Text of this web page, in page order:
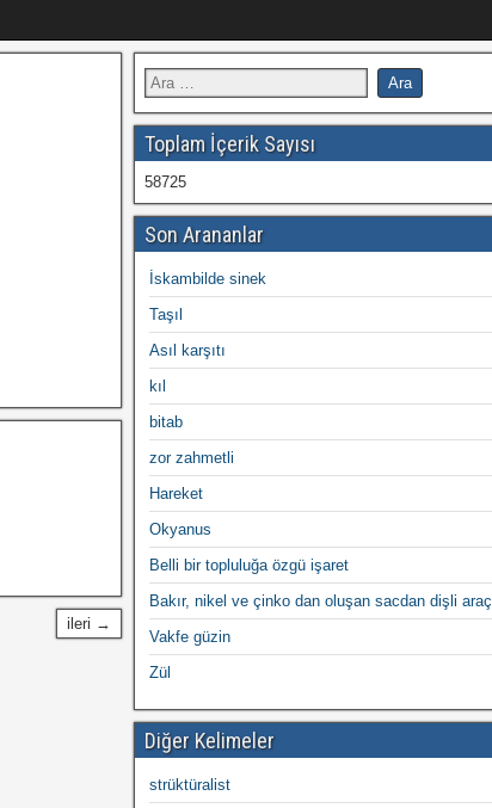
ileri →
Toplam İçerik Sayısı
58725
Son Arananlar
İskambilde sinek
Taşıl
Asıl karşıtı
kıl
bitab
zor zahmetli
Hareket
Okyanus
Belli bir topluluğa özgü işaret
Bakır, nikel ve çinko dan oluşan sacdan dişli araç
Vakfe güzin
Zül
Diğer Kelimeler
strüktüralist